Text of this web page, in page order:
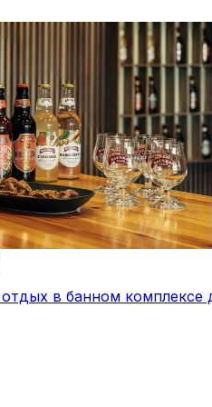
отдых в банном комплексе